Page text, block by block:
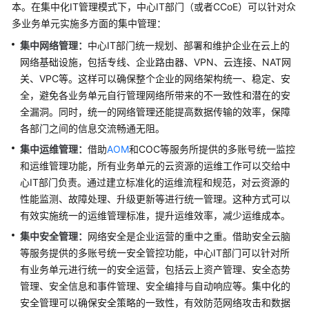
制
战
略
顶
层
规
调
研
评
估
方
案
计
本。在集中化IT管理模式下，中心IT部门（或者CCoE）可以针对众
多业务单元实施多方面的集中管理：
集中网络管理： 中心IT部门统一规划、部署和维护企业在云上的
网络基础设施，包括专线、企业路由器、VPN、云连接、NAT网
关、VPC等。这样可以确保整个企业的网络架构统一、稳定、安
全，避免各业务单元自行管理网络所带来的不一致性和潜在的安
全漏洞。同时，统一的网络管理还能提高数据传输的效率，保障
各部门之间的信息交流畅通无阻。
集中运维管理： 借助AOM和COC等服务所提供的多账号统一监控
和运维管理功能，所有业务单元的云资源的运维工作可以交给中
心IT部门负责。通过建立标准化的运维流程和规范，对云资源的
性能监测、故障处理、升级更新等进行统一管理。这种方式可以
有效实施统一的运维管理标准，提升运维效率，减少运维成本。
集中安全管理： 网络安全是企业运营的重中之重。借助安全云脑
等服务提供的多账号统一安全管控功能，中心IT部门可以针对所
有业务单元进行统一的安全运营，包括云上资产管理、安全态势
管理、安全信息和事件管理、安全编排与自动响应等。集中化的
安全管理可以确保安全策略的一致性，有效防范网络攻击和数据